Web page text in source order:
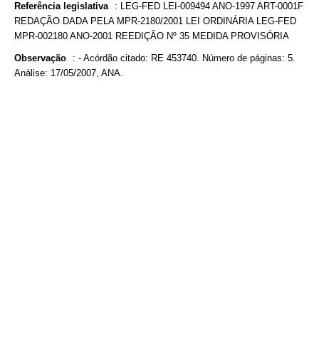
Referência legislativa : LEG-FED LEI-009494 ANO-1997 ART-0001F
REDAÇÃO DADA PELA MPR-2180/2001 LEI ORDINÁRIA LEG-FED
MPR-002180 ANO-2001 REEDIÇÃO Nº 35 MEDIDA PROVISÓRIA
Observação : - Acórdão citado: RE 453740. Número de páginas: 5.
Análise: 17/05/2007, ANA.